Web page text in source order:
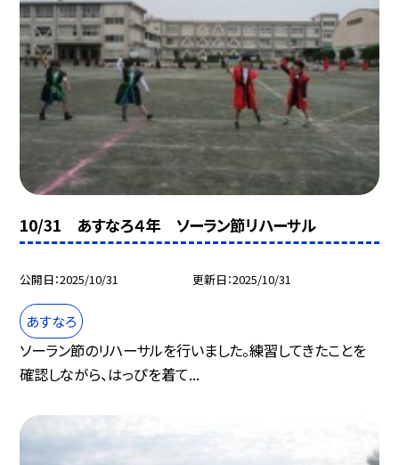
10/31 あすなろ４年 ソーラン節リハーサル
公開日 2025/10/31 更新日 2025/10/31
あすなろ
ソーラン節のリハーサルを行いました。練習してきたことを
確認しながら、はっぴを着て...